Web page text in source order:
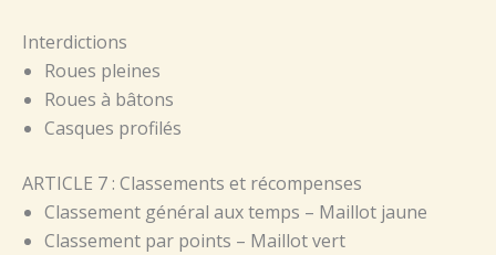
Interdictions
Roues pleines
Roues à bâtons
Casques profilés
ARTICLE 7 : Classements et récompenses
Classement général aux temps – Maillot jaune
Classement par points – Maillot vert